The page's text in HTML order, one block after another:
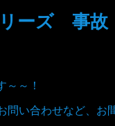
ーズ 事
～！
い合わせなど、お